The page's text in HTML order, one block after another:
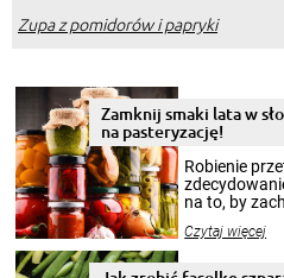
Zupa z pomidorów i papryki
Zamknij smaki lata w
na pasteryzację!
Robienie
na to, by
krajobrazów,
pełni
Czytaj więcej